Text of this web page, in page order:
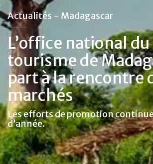
Actualités - Madagascar
L’office national du
tourisme de
part à la rencontre
marchés
Les efforts de promotion
d’année.